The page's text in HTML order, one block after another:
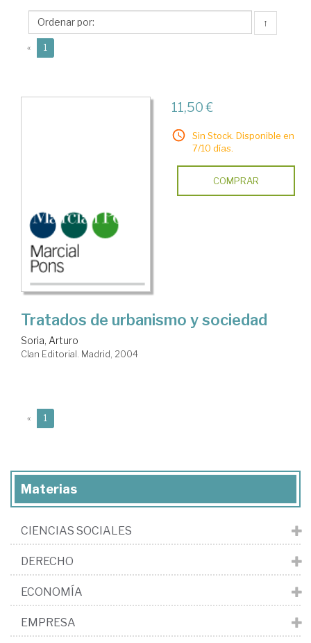
↑
« 1
11,50 €
Sin Stock. Disponible en
7/10 días.
COMPRAR
Tratados de urbanismo y sociedad
Soria, Arturo
Clan Editorial. Madrid, 2004
« 1
Materias
CIENCIAS SOCIALES
DERECHO
ECONOMÍA
EMPRESA